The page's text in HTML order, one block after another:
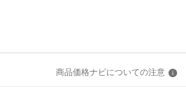
商品価格ナビについての注意